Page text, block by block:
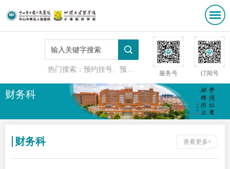
热门搜索：预约挂号、预防接种 服务号 订阅号
财务科
查看更多+
财务科